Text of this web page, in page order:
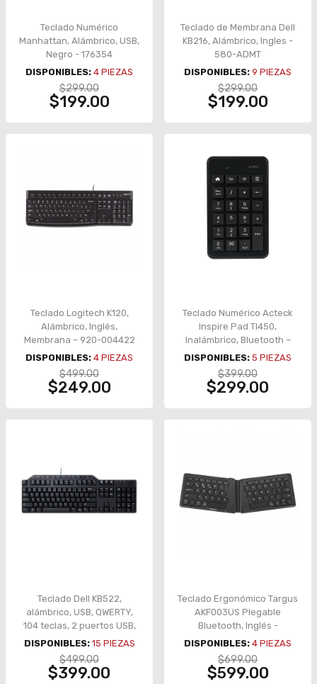
Teclado Numérico
Manhattan, Alámbrico, USB,
Negro - 176354
DISPONIBLES: 4 PIEZAS
$299.00
$199.00
Teclado de Membrana Dell
KB216, Alámbrico, Ingles -
580-ADMT
DISPONIBLES: 9 PIEZAS
$299.00
$199.00
Teclado Logitech K120,
Alámbrico, Inglés,
Membrana – 920-004422
DISPONIBLES: 4 PIEZAS
$499.00
$249.00
Teclado Numérico Acteck
Inspire Pad TI450,
Inalámbrico, Bluetooth –
AC-934176
DISPONIBLES: 5 PIEZAS
$399.00
$299.00
Teclado Dell KB522,
alámbrico, USB, QWERTY,
104 teclas, 2 puertos USB,
negro – KB522-BK-LTN
DISPONIBLES: 15 PIEZAS
$499.00
$399.00
Teclado Ergonómico Targus
AKF003US Plegable
Bluetooth, Inglés -
AKF003US
DISPONIBLES: 4 PIEZAS
$699.00
$599.00